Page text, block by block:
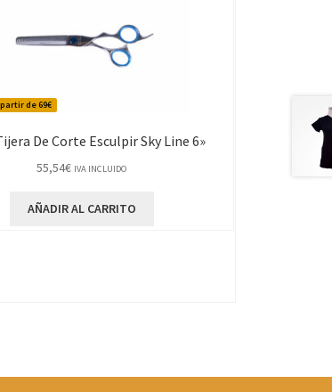
de 69€
De Corte Esculpir Sky Line 6»
55,54€ IVA INCLUIDO
AÑADIR AL CARRITO